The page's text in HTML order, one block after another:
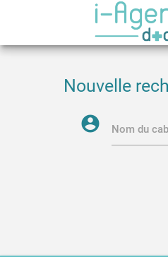
Nouvelle
account_circle Nom du